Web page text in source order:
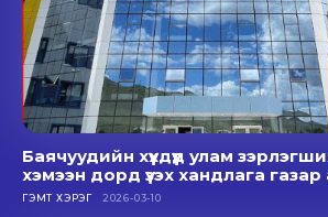
Баячуудийн хүүхдүүд улам
хэмээн дорд үзэх хандлага
ГЭМТ ХЭРЭГ 2026-03-10